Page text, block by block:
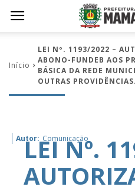
Início
LEI Nº. 1193/2022 –
ABONO-FUNDEB AOS
BÁSICA DA REDE
OUTRAS PROVIDÊNCIAS.
Autor: Comunicação
LEI Nº.